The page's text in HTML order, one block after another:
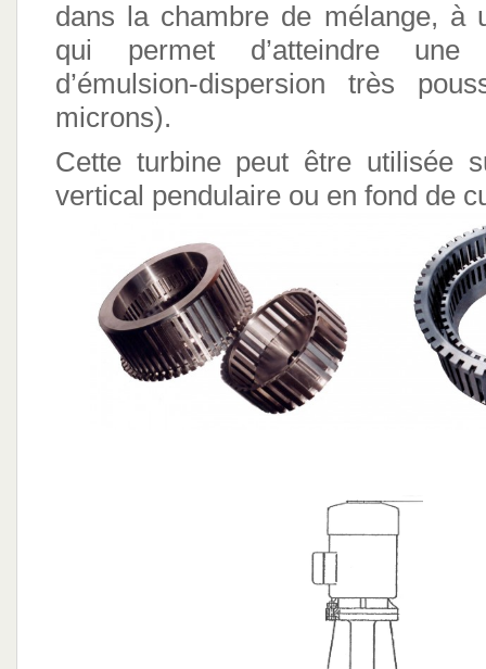
dans la chambre de mélange, à
qui permet d’atteindre une
d’émulsion-dispersion très
microns).
Cette turbine peut être utilisée
vertical pendulaire ou en fond de